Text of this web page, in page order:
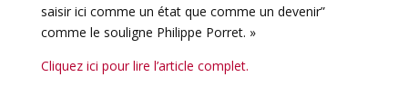
saisir ici comme un état que comme un devenir”
comme le souligne Philippe Porret. »
Cliquez ici pour lire l’article complet.